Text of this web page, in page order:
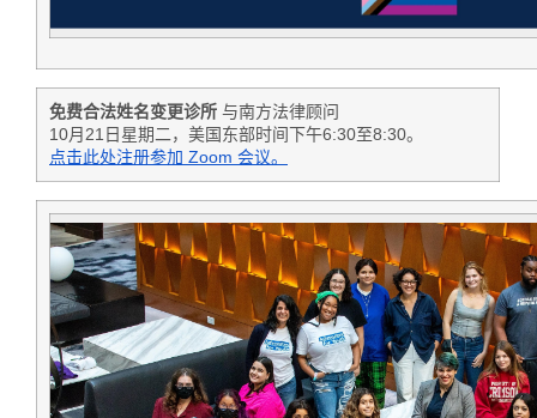
免费合法姓名变更诊所 与南方法律顾问
10月21日星期二，美国东部时间下午6:30至8:30。
点击此处注册参加 Zoom 会议。